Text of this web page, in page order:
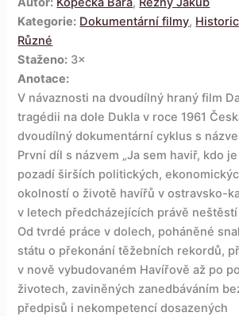
Kategorie: Dokumentární filmy,
Různé
Staženo: 3×
Anotace:
V návaznosti na dvoudílný hraný film
tragédii na dole Dukla v roce 1961
dvoudílný dokumentární cyklus s
První díl s názvem „Ja sem haviř, kdo
pozadí širších politických,
okolností o životě havířů v ostravsko-
v letech předcházejících právě neštěstí
Od tvrdé práce v dolech, poháněné
státu o překonání těžebních rekordů,
v nově vybudovaném Havířově až po
životech, zaviněných zanedbáváním
předpisů i nekompetencí dosazených